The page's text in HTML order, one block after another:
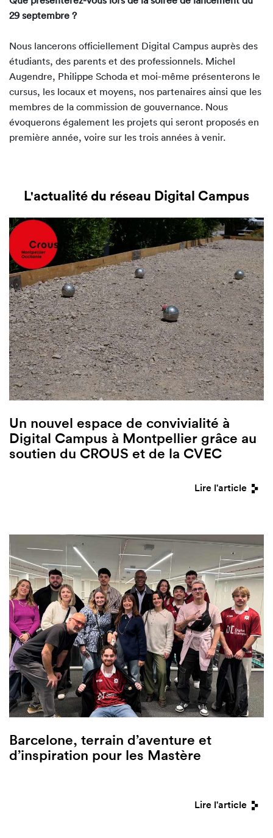
29 septembre ?
Nous lancerons officiellement Digital Campus auprès des
étudiants, des parents et des professionnels. Michel
Augendre, Philippe Schoda et moi-même présenterons le
cursus, les locaux et moyens, nos partenaires ainsi que les
membres de la commission de gouvernance. Nous
évoquerons également les projets qui seront proposés en
première année, voire sur les trois années à venir.
L'actualité du réseau Digital Campus
Un nouvel espace de convivialité à
Digital Campus à Montpellier grâce au
soutien du CROUS et de la CVEC
Lire l'article
Barcelone, terrain d’aventure et
d’inspiration pour les Mastère
Lire l'article